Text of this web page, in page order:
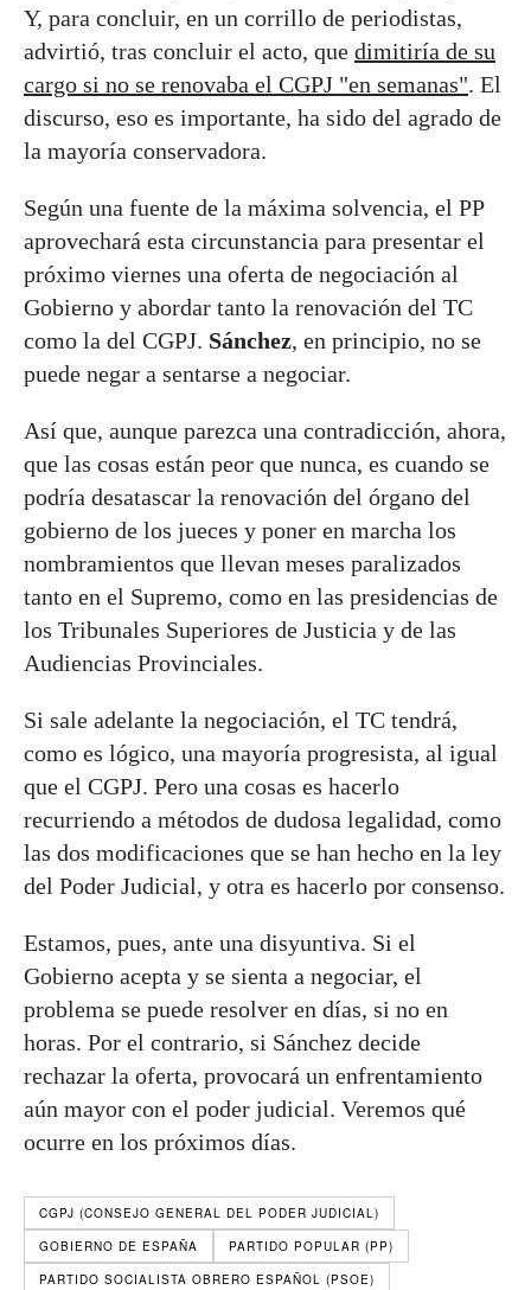
Y, para concluir, en un corrillo de periodistas,
advirtió, tras concluir el acto, que dimitiría de su
cargo si no se renovaba el CGPJ "en semanas". El
discurso, eso es importante, ha sido del agrado de
la mayoría conservadora.
Según una fuente de la máxima solvencia, el PP
aprovechará esta circunstancia para presentar el
próximo viernes una oferta de negociación al
Gobierno y abordar tanto la renovación del TC
como la del CGPJ. Sánchez, en principio, no se
puede negar a sentarse a negociar.
Así que, aunque parezca una contradicción, ahora,
que las cosas están peor que nunca, es cuando se
podría desatascar la renovación del órgano del
gobierno de los jueces y poner en marcha los
nombramientos que llevan meses paralizados
tanto en el Supremo, como en las presidencias de
los Tribunales Superiores de Justicia y de las
Audiencias Provinciales.
Si sale adelante la negociación, el TC tendrá,
como es lógico, una mayoría progresista, al igual
que el CGPJ. Pero una cosas es hacerlo
recurriendo a métodos de dudosa legalidad, como
las dos modificaciones que se han hecho en la ley
del Poder Judicial, y otra es hacerlo por consenso.
Estamos, pues, ante una disyuntiva. Si el
Gobierno acepta y se sienta a negociar, el
problema se puede resolver en días, si no en
horas. Por el contrario, si Sánchez decide
rechazar la oferta, provocará un enfrentamiento
aún mayor con el poder judicial. Veremos qué
ocurre en los próximos días.
CGPJ (CONSEJO GENERAL DEL PODER JUDICIAL)
GOBIERNO DE ESPAÑA
PARTIDO POPULAR (PP)
PARTIDO SOCIALISTA OBRERO ESPAÑOL (PSOE)